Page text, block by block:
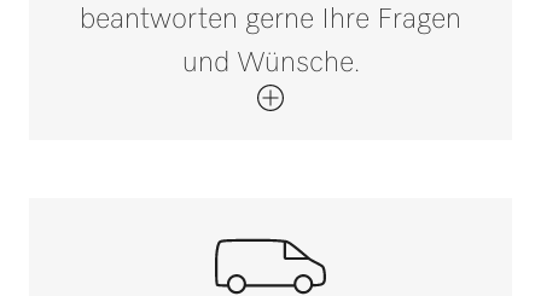
beantworten gerne Ihre Fragen
und Wünsche.